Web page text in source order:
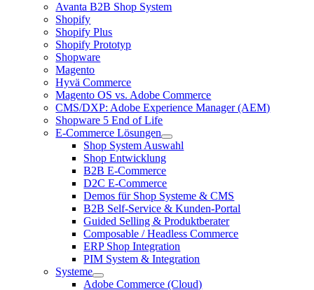
Avanta B2B Shop System
Shopify
Shopify Plus
Shopify Prototyp
Shopware
Magento
Hyvä Commerce
Magento OS vs. Adobe Commerce
CMS/DXP: Adobe Experience Manager (AEM)
Shopware 5 End of Life
E-Commerce Lösungen
Shop System Auswahl
Shop Entwicklung
B2B E-Commerce
D2C E-Commerce
Demos für Shop Systeme & CMS
B2B Self-Service & Kunden-Portal
Guided Selling & Produktberater
Composable / Headless Commerce
ERP Shop Integration
PIM System & Integration
Systeme
Adobe Commerce (Cloud)